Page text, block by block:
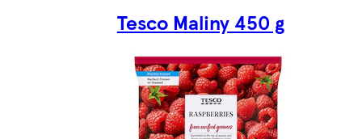
Tesco Maliny 450 g